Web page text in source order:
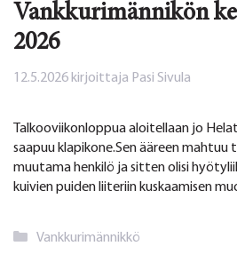
Vankkurimännikön
2026
12.5.2026 kirjoittaja Pasi Sivula
Talkooviikonloppua aloitellaan jo
saapuu klapikone.Sen ääreen mahtuu
muutama henkilö ja sitten olisi
kuivien puiden liiteriin kuskaamisen
Kategoriat
Vankkurimännikkö